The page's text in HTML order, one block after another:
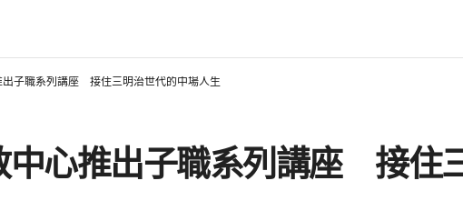
出子職系列講座 接住三明治世代的中場人生
中心推出子職系列講座 接住